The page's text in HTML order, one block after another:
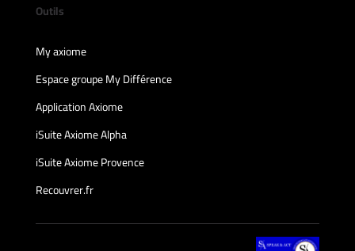
Outils
My axiome
Espace groupe My Différence
Application Axiome
iSuite Axiome Alpha
iSuite Axiome Provence
Recouvrer.fr